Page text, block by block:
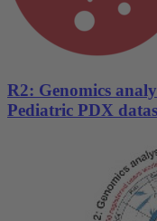
R2: Genomics
Pediatric PDX